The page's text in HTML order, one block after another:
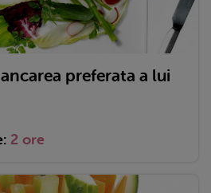
preferata a lui
2 ore